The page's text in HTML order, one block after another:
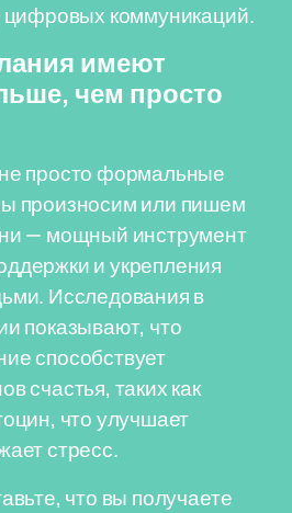
цифровых коммуникаций.
имеют
чем просто
просто формальные
произносим или пишем
— мощный инструмент
и укрепления
Исследования в
показывают, что
способствует
счастья, таких как
что улучшает
стресс.
что вы получаете